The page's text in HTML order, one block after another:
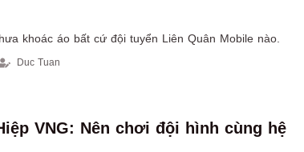
khoác áo bất cứ đội tuyển Liên Quân Mobile nào.
Duc Tuan
VNG: Nên chơi đội hình cùng hệ